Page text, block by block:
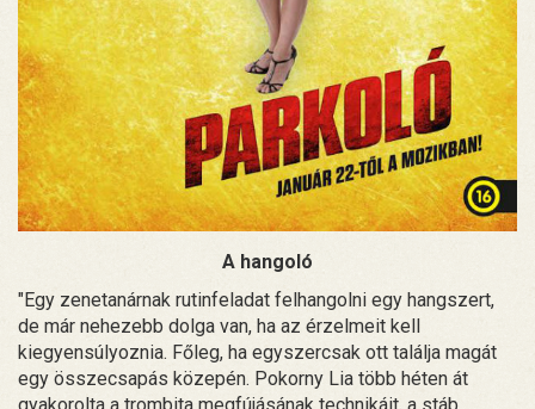
A hangoló
"Egy zenetanárnak rutinfeladat felhangolni egy hangszert,
de már nehezebb dolga van, ha az érzelmeit kell
kiegyensúlyoznia. Főleg, ha egyszercsak ott találja magát
egy összecsapás közepén. Pokorny Lia több héten át